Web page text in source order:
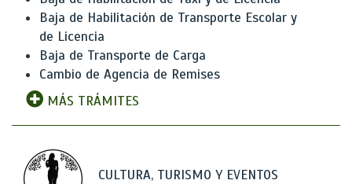
Baja de Habilitación de Transporte Escolar y
de Licencia
Baja de Transporte de Carga
Cambio de Agencia de Remises
MÁS TRÁMITES
CULTURA, TURISMO Y EVENTOS